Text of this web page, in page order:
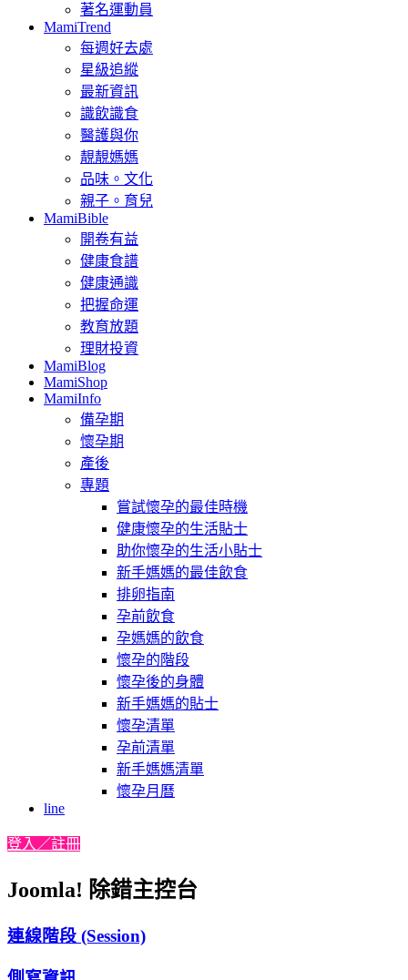
著名運動員
MamiTrend
每週好去處
星級追縱
最新資訊
識飲識食
醫護與你
靚靚媽媽
品味。文化
親子。育兒
MamiBible
開卷有益
健康食譜
健康通識
把握命運
教育放題
理財投資
MamiBlog
MamiShop
MamiInfo
備孕期
懷孕期
產後
專題
嘗試懷孕的最佳時機
健康懷孕的生活貼士
助你懷孕的生活小貼士
新手媽媽的最佳飲食
排卵指南
孕前飲食
孕媽媽的飲食
懷孕的階段
懷孕後的身體
新手媽媽的貼士
懷孕清單
孕前清單
新手媽媽清單
懷孕月曆
line
登入／註冊
Joomla! 除錯主控台
連線階段 (Session)